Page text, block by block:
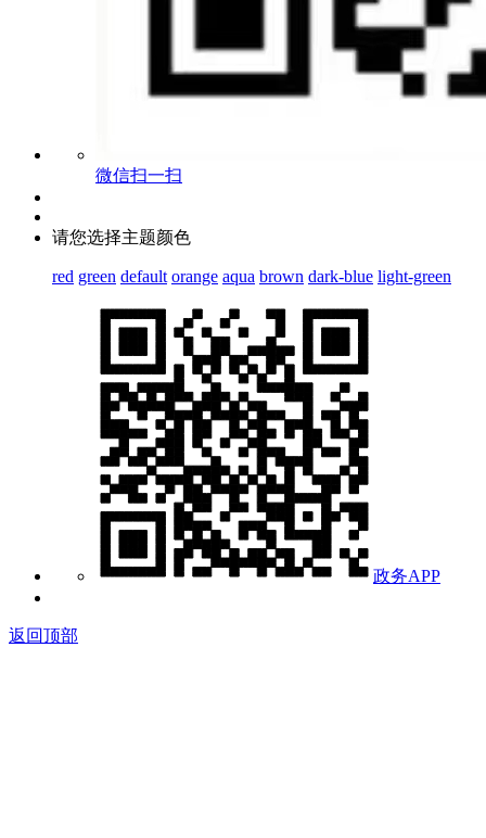
微信扫一扫
请您选择主题颜色
red green default orange aqua brown dark-blue light-green
政务APP
返回顶部